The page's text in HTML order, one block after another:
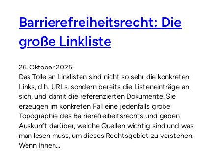
Barrierefreiheitsrecht: Die
große Linkliste
26. Oktober 2025
Das Tolle an Linklisten sind nicht so sehr die konkreten
Links, d.h. URLs, sondern bereits die Listeneinträge an
sich, und damit die referenzierten Dokumente. Sie
erzeugen im konkreten Fall eine jedenfalls grobe
Topographie des Barrierefreiheitsrechts und geben
Auskunft darüber, welche Quellen wichtig sind und was
man lesen muss, um dieses Rechtsgebiet zu verstehen.
Wenn Ihnen…